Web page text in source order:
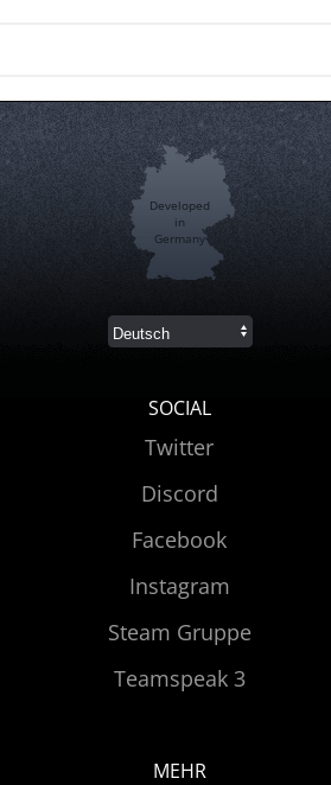
Developed
in
Germany
SOCIAL
Twitter
Discord
Facebook
Instagram
Steam Gruppe
Teamspeak 3
MEHR